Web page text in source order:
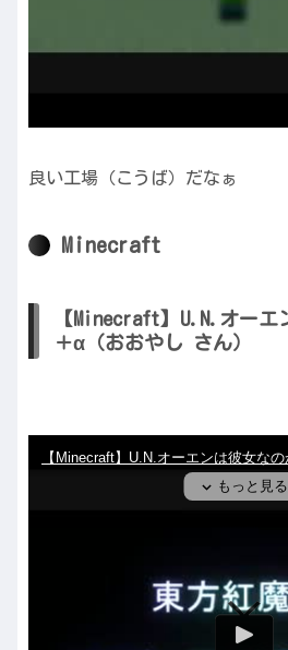
良い工場（こうば）だなぁ
Minecraft
【Minecraft】U.N.オーエ
＋α（おおやし さん）